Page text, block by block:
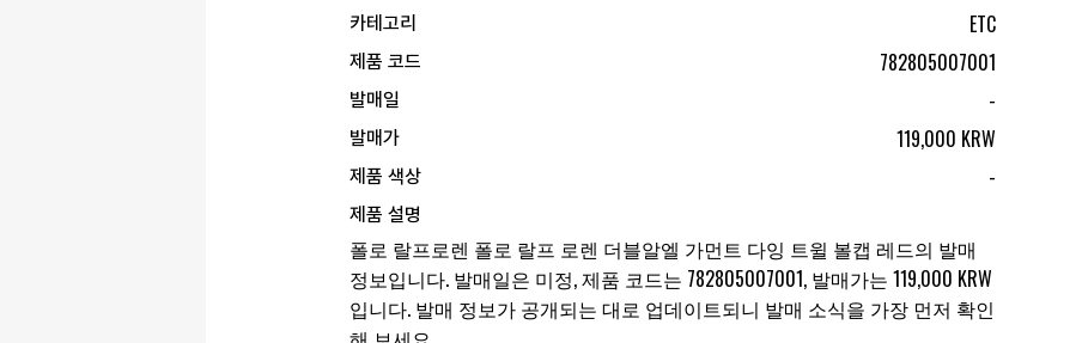
카테고리
ETC
제품 코드 782805007001
발매일 -
발매가 119,000 KRW
제품 색상 -
제품 설명
폴로 랄프로렌 폴로 랄프 로렌 더블알엘 가먼트 다잉 트윌 볼캡 레드의 발매
정보입니다. 발매일은 미정, 제품 코드는 782805007001, 발매가는 119,000 KRW
입니다. 발매 정보가 공개되는 대로 업데이트되니 발매 소식을 가장 먼저 확인